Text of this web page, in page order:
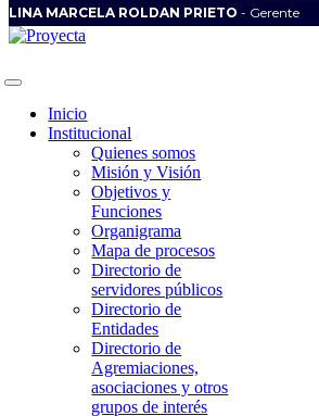
LINA MARCELA ROLDAN PRIETO - Gerente
Inicio
Institucional
Quienes somos
Misión y Visión
Objetivos y
Funciones
Organigrama
Mapa de procesos
Directorio de
servidores públicos
Directorio de
Entidades
Directorio de
Agremiaciones,
asociaciones y otros
grupos de interés